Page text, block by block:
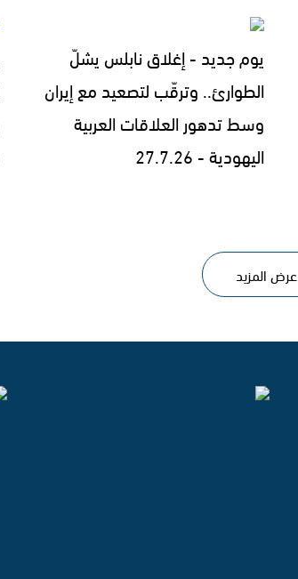
يوم جديد - إغلاق نابلس يشلّ
الطوارئ.. وترقّب لتصعيد مع إيران
وسط تدهور العلاقات العربية
اليهودية - 27.7.26
عرض المزيد